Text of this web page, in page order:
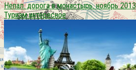
Непал. дорога в монастырь. ноябрь 2013
Туризм интересное